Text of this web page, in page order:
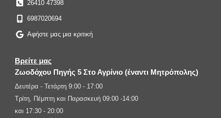
26410 47398
6987020694
Αφήστε μας μια κριτική
Βρείτε μας
Ζωοδόχου Πηγής 5 Στο Αγρίνιο (έναντι Μητρόπολης)
Δευτέρα - Τετάρτη 9:00 - 17:00
Τρίτη, Πέμπτη και Παρασκευή 09:00 -14:00
και 17:30 - 20:00